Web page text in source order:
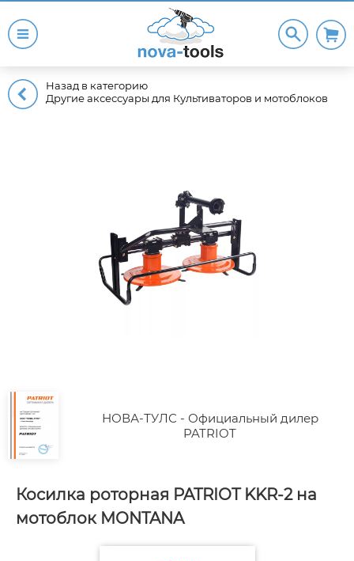
Назад в категорию
Другие аксессуары для Культиваторов и мотоблоков
НОВА-ТУЛС - Официальный дилер
PATRIOT
Косилка роторная PATRIOT KKR-2 на
мотоблок MONTANA